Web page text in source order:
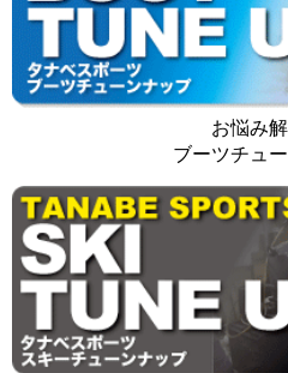
お悩み解
ブーツチュ